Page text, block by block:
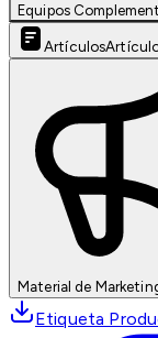
Equipos
Artículos
Material de
Etiqueta